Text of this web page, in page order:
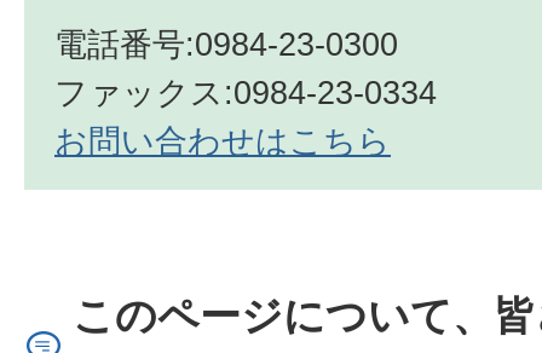
電話番号:0984-23-0300
ファックス:0984-23-0334
お問い合わせはこちら
このページについて、